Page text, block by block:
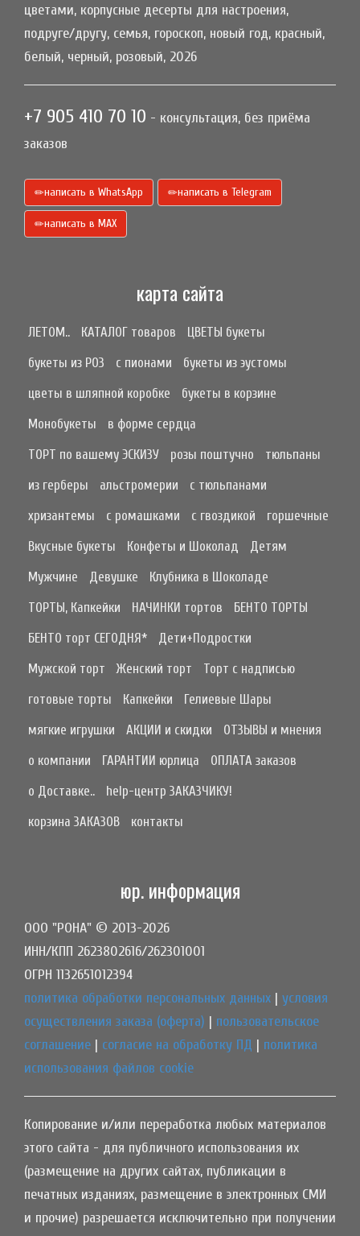
цветами, корпусные десерты для настроения,
подруге/другу, семья, гороскоп, новый год, красный,
белый, черный, розовый, 2026
+7 905 410 70 10 - консультация, без приёма
заказов
написать в WhatsApp написать в Telegram
написать в МАХ
карта сайта
ЛЕТОМ.. КАТАЛОГ товаров
ЦВЕТЫ букеты
букеты из РОЗ
с пионами
букеты из эустомы
цветы в шляпной коробке
букеты в корзине
Монобукеты
в форме сердца
ТОРТ по вашему ЭСКИЗУ
розы поштучно
тюльпаны
из герберы
альстромерии
с тюльпанами
хризантемы
с ромашками с гвоздикой
горшечные
Вкусные букеты
Конфеты и Шоколад
Детям
Мужчине
Девушке
Клубника в Шоколаде
ТОРТЫ, Капкейки
НАЧИНКИ тортов
БЕНТО ТОРТЫ
БЕНТО торт СЕГОДНЯ*
Дети+Подростки
Мужской торт
Женский торт
Торт с надписью
готовые торты
Капкейки
Гелиевые Шары
мягкие игрушки
АКЦИИ и скидки
ОТЗЫВЫ и мнения
о компании
ГАРАНТИИ юрлица
ОПЛАТА заказов
о Доставке..
help-центр ЗАКАЗЧИКУ!
корзина ЗАКАЗОВ
контакты
юр. информация
ООО "РОНА" © 2013-2026
ИНН/КПП 2623802616/262301001
ОГРН 1132651012394
политика обработки персональных данных | условия
осуществления заказа (оферта) | пользовательское
соглашение | согласие на обработку ПД | политика
использования файлов cookie
Копирование и/или переработка любых материалов
этого сайта - для публичного использования их
(размещение на других сайтах, публикации в
печатных изданиях, размещение в электронных СМИ
и прочие) разрешается исключительно при получении